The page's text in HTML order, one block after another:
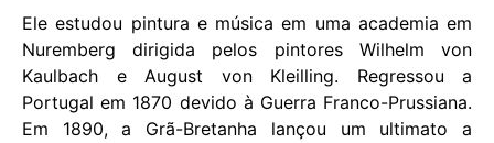
Ele estudou pintura e música em uma academia em
Nuremberg dirigida pelos pintores Wilhelm von
Kaulbach e August von Kleilling. Regressou a
Portugal em 1870 devido à Guerra Franco-Prussiana.
Em 1890, a Grã-Bretanha lançou um ultimato a